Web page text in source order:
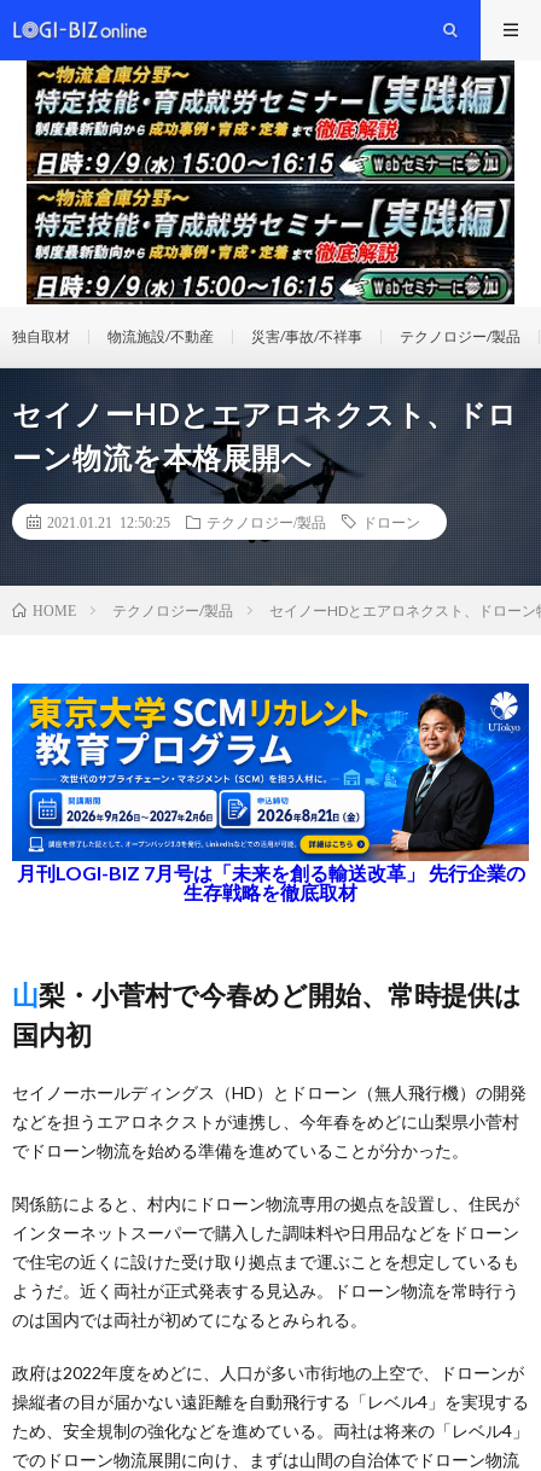
独自取材 物流施設/不動産 災害/事故/不祥事 テクノロジー/製品
セイノーHDとエアロネクスト、ドロ
ーン物流を本格展開へ
2021.01.21 12:50:25 テクノロジー/製品 ドローン
HOME テクノロジー/製品 セイノーHDとエアロネクスト、ドロー
月刊LOGI-BIZ 7月号は「未来を創る輸送改革」 先行企業の
生存戦略を徹底取材
山梨・小菅村で今春めど開始、常時提供は
国内初
セイノーホールディングス（HD）とドローン（無人飛行機）の開発
などを担うエアロネクストが連携し、今年春をめどに山梨県小菅村
でドローン物流を始める準備を進めていることが分かった。
関係筋によると、村内にドローン物流専用の拠点を設置し、住民が
インターネットスーパーで購入した調味料や日用品などをドローン
で住宅の近くに設けた受け取り拠点まで運ぶことを想定しているも
ようだ。近く両社が正式発表する見込み。ドローン物流を常時行う
のは国内では両社が初めてになるとみられる。
政府は2022年度をめどに、人口が多い市街地の上空で、ドローンが
操縦者の目が届かない遠距離を自動飛行する「レベル4」を実現する
ため、安全規制の強化などを進めている。両社は将来の「レベル4」
でのドローン物流展開に向け、まずは山間の自治体でドローン物流